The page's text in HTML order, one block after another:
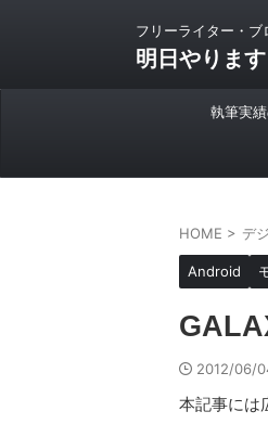
フリーライター・
明日やります
執筆実
HOME > デ
Android
2012/06/
本記事には